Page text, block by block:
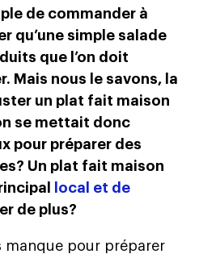
de commander à
qu’une simple salade
que l’on doit
Mais nous le savons, la
un plat fait maison
se mettait donc
pour préparer des
Un plat fait maison
local et de
de plus?
manque pour préparer